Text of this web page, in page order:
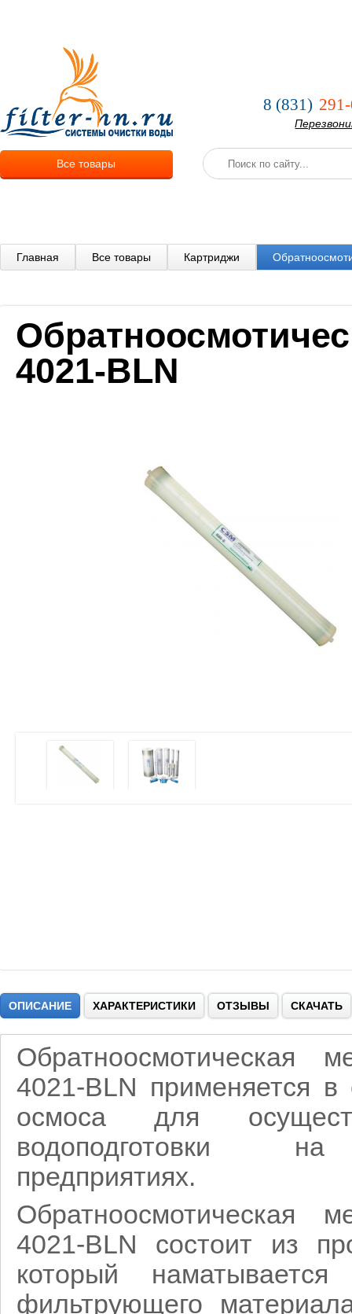
Все товары
8 (831)
Главная Все товары Картриджи
4021-BLN
ОПИСАНИЕ ХАРАКТЕРИСТИКИ ОТЗЫВЫ СКАЧАТЬ
Обратноосмотическая
4021-BLN применяется в
осмоса для
водоподготовки
предприятиях.
Обратноосмотическая
4021-BLN состоит из
который
фильтрующего